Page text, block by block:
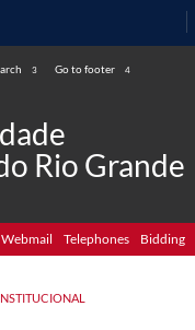
3 Go to footer 4
Rio Grande
Webmail Telephones Bidding